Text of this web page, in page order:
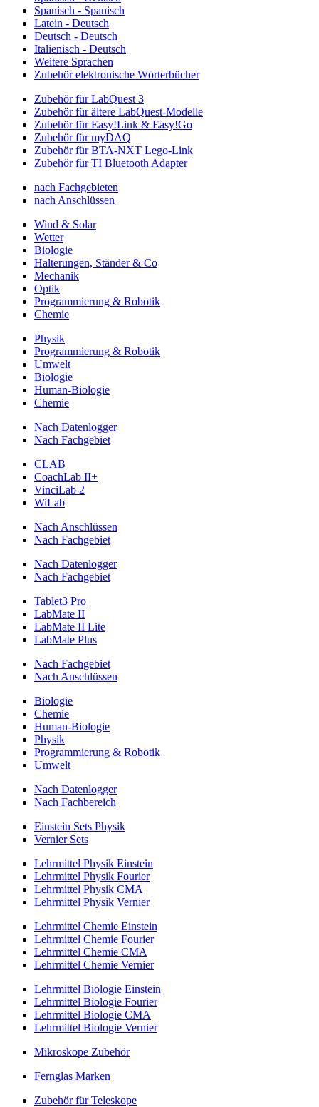
Spanisch - Spanisch
Latein - Deutsch
Deutsch - Deutsch
Italienisch - Deutsch
Weitere Sprachen
Zubehör elektronische Wörterbücher
Zubehör für LabQuest 3
Zubehör für ältere LabQuest-Modelle
Zubehör für Easy!Link & Easy!Go
Zubehör für myDAQ
Zubehör für BTA-NXT Lego-Link
Zubehör für TI Bluetooth Adapter
nach Fachgebieten
nach Anschlüssen
Wind & Solar
Wetter
Biologie
Halterungen, Ständer & Co
Mechanik
Optik
Programmierung & Robotik
Chemie
Physik
Programmierung & Robotik
Umwelt
Biologie
Human-Biologie
Chemie
Nach Datenlogger
Nach Fachgebiet
CLAB
CoachLab II+
VinciLab 2
WiLab
Nach Anschlüssen
Nach Fachgebiet
Nach Datenlogger
Nach Fachgebiet
Tablet3 Pro
LabMate II
LabMate II Lite
LabMate Plus
Nach Fachgebiet
Nach Anschlüssen
Biologie
Chemie
Human-Biologie
Physik
Programmierung & Robotik
Umwelt
Nach Datenlogger
Nach Fachbereich
Einstein Sets Physik
Vernier Sets
Lehrmittel Physik Einstein
Lehrmittel Physik Fourier
Lehrmittel Physik CMA
Lehrmittel Physik Vernier
Lehrmittel Chemie Einstein
Lehrmittel Chemie Fourier
Lehrmittel Chemie CMA
Lehrmittel Chemie Vernier
Lehrmittel Biologie Einstein
Lehrmittel Biologie Fourier
Lehrmittel Biologie CMA
Lehrmittel Biologie Vernier
Mikroskope Zubehör
Fernglas Marken
Zubehör für Teleskope